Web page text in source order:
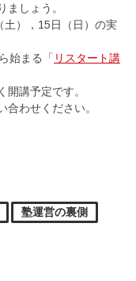
しょう。
土），15日（日）の実
始まる「 リスタート講
講予定です。
わせください。
塾運営の裏側